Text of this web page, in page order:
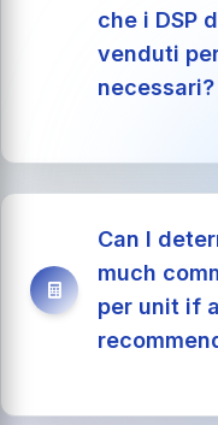
che i DSP
venduti
necessari?
Quantità
nostri membri
unità di vendita
può essere
soddisfano o
Can I
much
per unit if